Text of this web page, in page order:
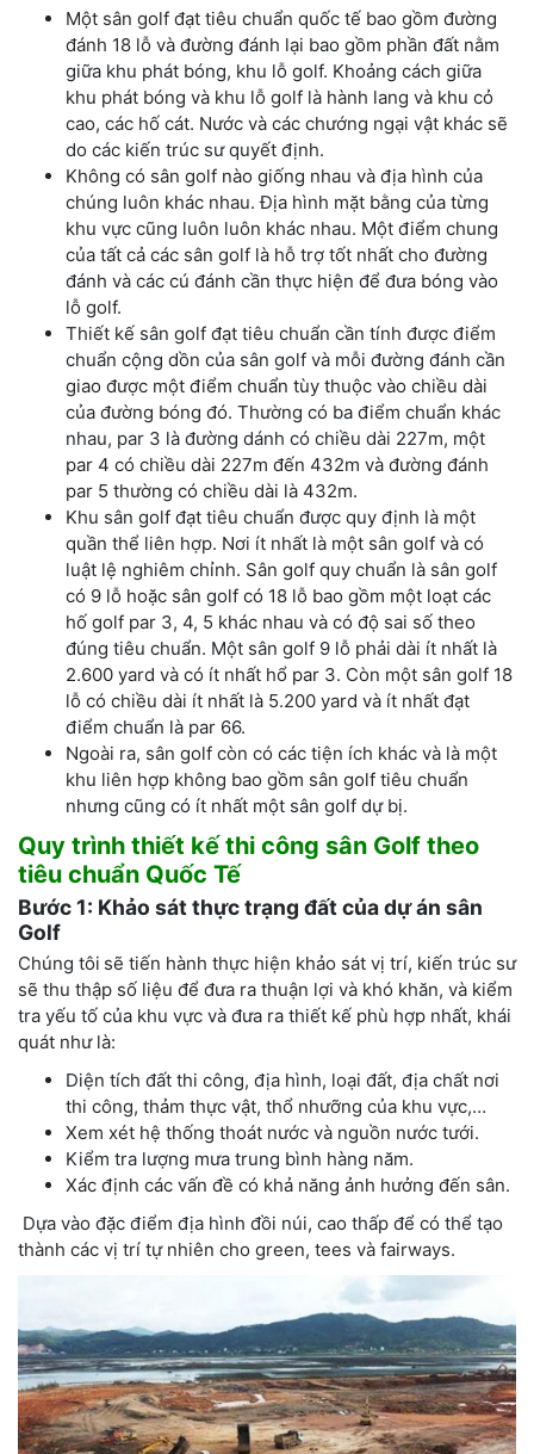
Một sân golf đạt tiêu chuẩn quốc tế bao gồm đường
đánh 18 lỗ và đường đánh lại bao gồm phần đất nằm
giữa khu phát bóng, khu lỗ golf. Khoảng cách giữa
khu phát bóng và khu lỗ golf là hành lang và khu cỏ
cao, các hố cát. Nước và các chướng ngại vật khác sẽ
do các kiến trúc sư quyết định.
Không có sân golf nào giống nhau và địa hình của
chúng luôn khác nhau. Địa hình mặt bằng của từng
khu vực cũng luôn luôn khác nhau. Một điểm chung
của tất cả các sân golf là hỗ trợ tốt nhất cho đường
đánh và các cú đánh cần thực hiện để đưa bóng vào
lỗ golf.
Thiết kế sân golf đạt tiêu chuẩn cần tính được điểm
chuẩn cộng dồn của sân golf và mỗi đường đánh cần
giao được một điểm chuẩn tùy thuộc vào chiều dài
của đường bóng đó. Thường có ba điểm chuẩn khác
nhau, par 3 là đường dánh có chiều dài 227m, một
par 4 có chiều dài 227m đến 432m và đường đánh
par 5 thường có chiều dài là 432m.
Khu sân golf đạt tiêu chuẩn được quy định là một
quần thể liên hợp. Nơi ít nhất là một sân golf và có
luật lệ nghiêm chỉnh. Sân golf quy chuẩn là sân golf
có 9 lỗ hoặc sân golf có 18 lỗ bao gồm một loạt các
hố golf par 3, 4, 5 khác nhau và có độ sai số theo
đúng tiêu chuẩn. Một sân golf 9 lỗ phải dài ít nhất là
2.600 yard và có ít nhất hổ par 3. Còn một sân golf 18
lỗ có chiều dài ít nhất là 5.200 yard và ít nhất đạt
điểm chuẩn là par 66.
Ngoài ra, sân golf còn có các tiện ích khác và là một
khu liên hợp không bao gồm sân golf tiêu chuẩn
nhưng cũng có ít nhất một sân golf dự bị.
Quy trình thiết kếthi công sân Golf theo
tiêu chuẩn Quốc Tế
Bước 1: Khảo sát thựctrạng đất của dự án sân
Golf
Chúng tôi sẽ tiến hành thực hiện khảo sát vị trí, kiến trúc sư
sẽ thu thập số liệu để đưa ra thuận lợi và khó khăn, và kiểm
tra yếu tố của khu vực và đưa ra thiết kế phù hợp nhất, khái
quát như là:
Diện tích đất thi công, địa hình, loại đất, địa chất nơi
thi công, thảm thực vật, thổ nhưỡng của khu vực,…
Xem xét hệ thống thoát nước và nguồn nước tưới.
Kiểm tra lượng mưa trung bình hàng năm.
Xác định các vấn đề có khả năng ảnh hưởng đến sân.
Dựa vào đặc điểm địa hình đồi núi, cao thấp để có thể tạo
thành các vị trí tự nhiên cho green, tees và fairways.